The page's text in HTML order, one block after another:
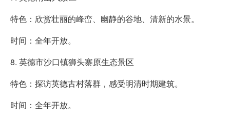
特色：欣赏壮丽的峰峦、幽静的谷地、清新的水景。
时间：全年开放。
8. 英德市沙口镇狮头寨原生态景区
特色：探访英德古村落群，感受明清时期建筑。
时间：全年开放。